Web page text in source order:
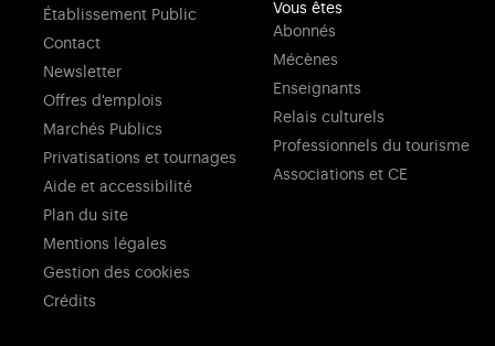
Établissement Public
Contact
Newsletter
Offres d'emplois
Marchés Publics
Privatisations et tournages
Aide et accessibilité
Plan du site
Mentions légales
Gestion des cookies
Crédits
Vous êtes
Abonnés
Mécènes
Enseignants
Relais culturels
Professionnels du tourisme
Associations et CE